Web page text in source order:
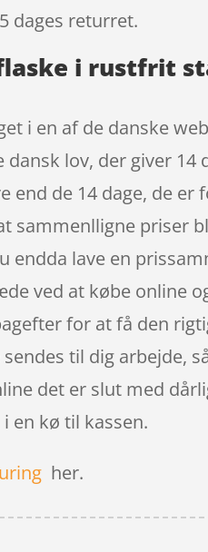
dages returret.
i rustfrit
i en af de danske
lov, der giver
end de 14 dage, de
sammenlligne priser
endda lave en
ved at købe online
for at få den
til dig arbejde,
det er slut med
en kø til kassen.
her.